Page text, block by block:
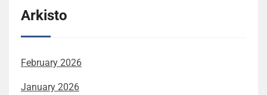
Arkisto
February 2026
January 2026